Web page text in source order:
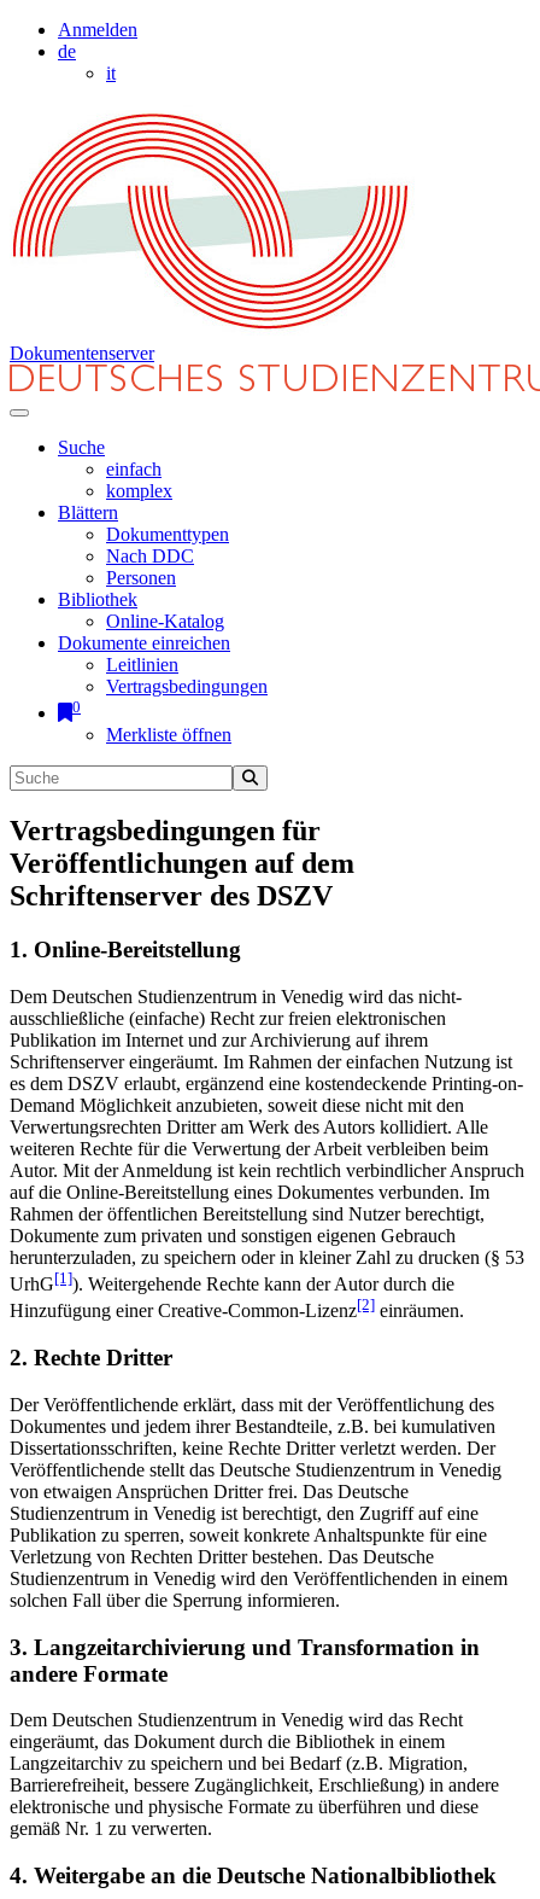
Anmelden
de
it
Dokumentenserver
Suche
einfach
komplex
Blättern
Dokumenttypen
Nach DDC
Personen
Bibliothek
Online-Katalog
Dokumente einreichen
Leitlinien
Vertragsbedingungen
0
Merkliste öffnen
Vertragsbedingungen für
Veröffentlichungen auf dem
Schriftenserver des DSZV
1. Online-Bereitstellung
Dem Deutschen Studienzentrum in Venedig wird das nicht-
ausschließliche (einfache) Recht zur freien elektronischen
Publikation im Internet und zur Archivierung auf ihrem
Schriftenserver eingeräumt. Im Rahmen der einfachen Nutzung ist
es dem DSZV erlaubt, ergänzend eine kostendeckende Printing-on-
Demand Möglichkeit anzubieten, soweit diese nicht mit den
Verwertungsrechten Dritter am Werk des Autors kollidiert. Alle
weiteren Rechte für die Verwertung der Arbeit verbleiben beim
Autor. Mit der Anmeldung ist kein rechtlich verbindlicher Anspruch
auf die Online-Bereitstellung eines Dokumentes verbunden. Im
Rahmen der öffentlichen Bereitstellung sind Nutzer berechtigt,
Dokumente zum privaten und sonstigen eigenen Gebrauch
herunterzuladen, zu speichern oder in kleiner Zahl zu drucken (§ 53
UrhG[1]). Weitergehende Rechte kann der Autor durch die
Hinzufügung einer Creative-Common-Lizenz[2] einräumen.
2. Rechte Dritter
Der Veröffentlichende erklärt, dass mit der Veröffentlichung des
Dokumentes und jedem ihrer Bestandteile, z.B. bei kumulativen
Dissertationsschriften, keine Rechte Dritter verletzt werden. Der
Veröffentlichende stellt das Deutsche Studienzentrum in Venedig
von etwaigen Ansprüchen Dritter frei. Das Deutsche
Studienzentrum in Venedig ist berechtigt, den Zugriff auf eine
Publikation zu sperren, soweit konkrete Anhaltspunkte für eine
Verletzung von Rechten Dritter bestehen. Das Deutsche
Studienzentrum in Venedig wird den Veröffentlichenden in einem
solchen Fall über die Sperrung informieren.
3. Langzeitarchivierung und Transformation in
andere Formate
Dem Deutschen Studienzentrum in Venedig wird das Recht
eingeräumt, das Dokument durch die Bibliothek in einem
Langzeitarchiv zu speichern und bei Bedarf (z.B. Migration,
Barrierefreiheit, bessere Zugänglichkeit, Erschließung) in andere
elektronische und physische Formate zu überführen und diese
gemäß Nr. 1 zu verwerten.
4. Weitergabe an die Deutsche Nationalbibliothek